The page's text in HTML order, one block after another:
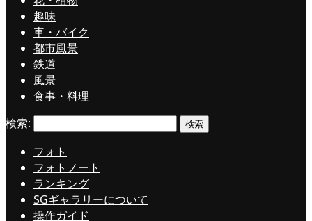
趣味
車・バイク
都市風景
鉄道
風景
食事・料理
フォト
フォトノート
ランキング
SGギャラリーについて
操作ガイド
検索: